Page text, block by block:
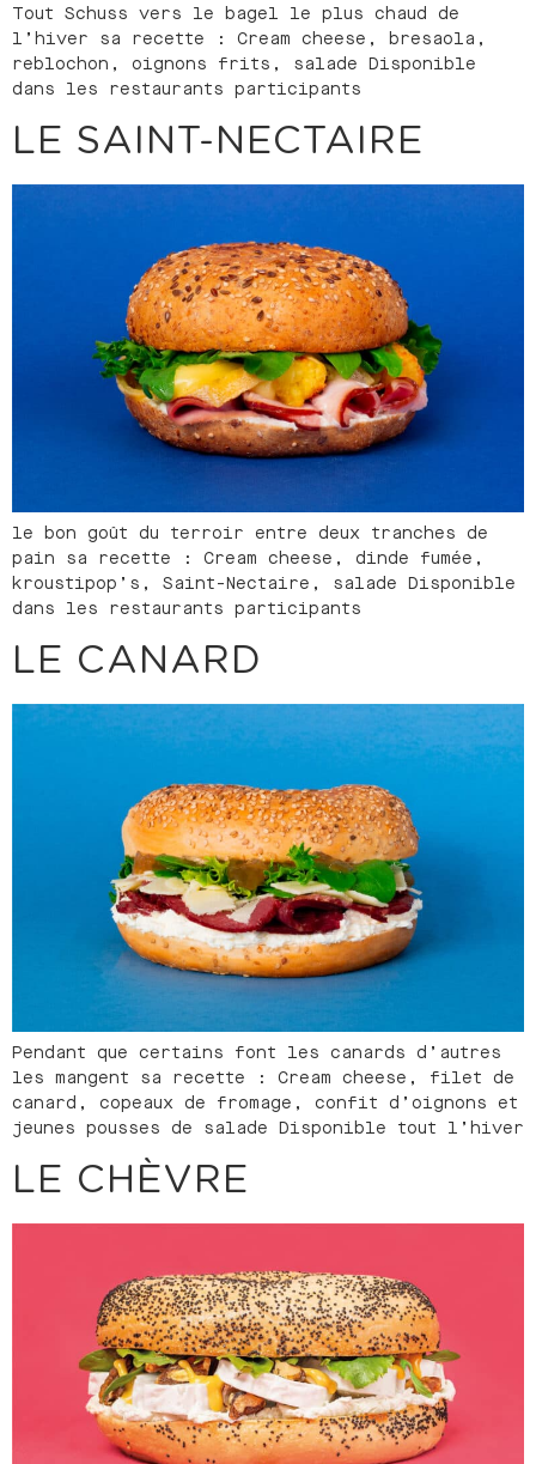
Tout Schuss vers le bagel le plus chaud de
l’hiver sa recette : Cream cheese, bresaola,
reblochon, oignons frits, salade Disponible
dans les restaurants participants
LE SAINT-NECTAIRE
le bon goût du terroir entre deux tranches de
pain sa recette : Cream cheese, dinde fumée,
kroustipop’s, Saint-Nectaire, salade Disponible
dans les restaurants participants
LE CANARD
Pendant que certains font les canards d’autres
les mangent sa recette : Cream cheese, filet de
canard, copeaux de fromage, confit d’oignons et
jeunes pousses de salade Disponible tout l’hiver
LE CHÈVRE